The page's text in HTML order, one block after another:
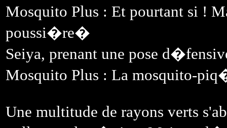
Mosquito Plus : Et pourtant si !
poussi�re�
Seiya, prenant une pose
Mosquito Plus : La mosquito-
Une multitude de rayons verts